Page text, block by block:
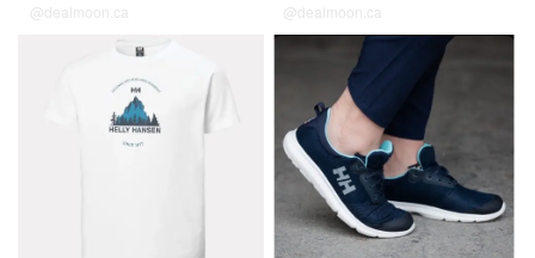
@dealmoon.ca @dealmoon.ca